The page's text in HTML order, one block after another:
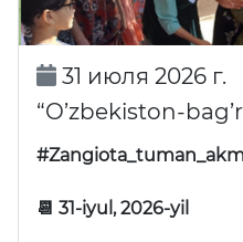
31 июля 2026 г.
“O’zbekiston-
📆 31-iyul, 2026-yil